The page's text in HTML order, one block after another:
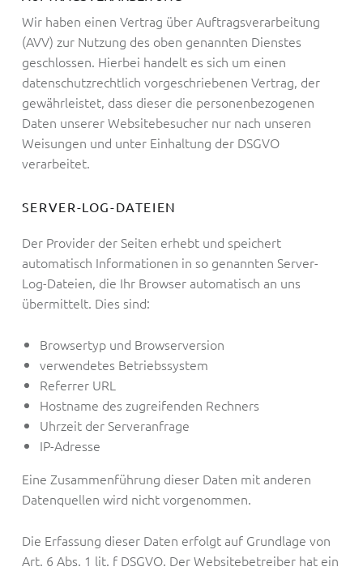
Wir haben einen Vertrag über Auftragsverarbeitung
(AVV) zur Nutzung des oben genannten Dienstes
geschlossen. Hierbei handelt es sich um einen
datenschutzrechtlich vorgeschriebenen Vertrag, der
gewährleistet, dass dieser die personenbezogenen
Daten unserer Websitebesucher nur nach unseren
Weisungen und unter Einhaltung der DSGVO
verarbeitet.
SERVER-LOG-DATEIEN
Der Provider der Seiten erhebt und speichert
automatisch Informationen in so genannten Server-
Log-Dateien, die Ihr Browser automatisch an uns
übermittelt. Dies sind:
Browsertyp und Browserversion
verwendetes Betriebssystem
Referrer URL
Hostname des zugreifenden Rechners
Uhrzeit der Serveranfrage
IP-Adresse
Eine Zusammenführung dieser Daten mit anderen
Datenquellen wird nicht vorgenommen.
Die Erfassung dieser Daten erfolgt auf Grundlage von
Art. 6 Abs. 1 lit. f DSGVO. Der Websitebetreiber hat ein